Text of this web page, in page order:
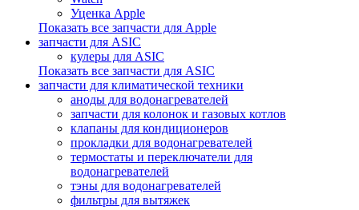
Уценка Apple
Показать все запчасти для Apple
запчасти для ASIC
кулеры для ASIC
Показать все запчасти для ASIC
запчасти для климатической техники
аноды для водонагревателей
запчасти для колонок и газовых котлов
клапаны для кондиционеров
прокладки для водонагревателей
термостаты и переключатели для
водонагревателей
тэны для водонагревателей
фильтры для вытяжек